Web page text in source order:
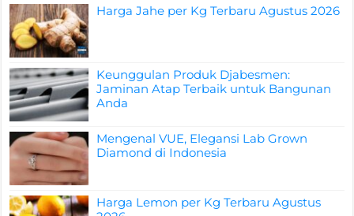
Harga Jahe per Kg Terbaru Agustus 2026
Keunggulan Produk Djabesmen:
Jaminan Atap Terbaik untuk Bangunan
Anda
Mengenal VUE, Elegansi Lab Grown
Diamond di Indonesia
Harga Lemon per Kg Terbaru Agustus